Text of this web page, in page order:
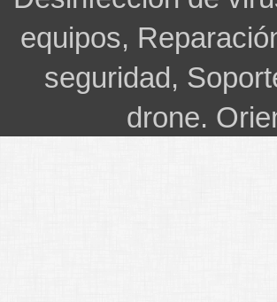
equipos,
seguridad,
drone.